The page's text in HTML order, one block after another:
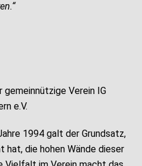
Verein IG
e.V.
1994 galt der Grundsatz,
hat, die hohen Wände dieser